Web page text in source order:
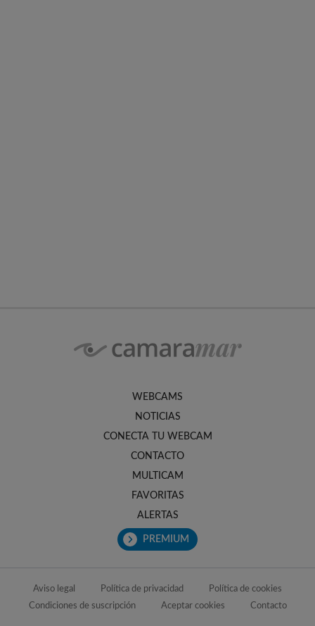
WEBCAMS
NOTICIAS
CONECTA TU WEBCAM
CONTACTO
MULTICAM
FAVORITAS
ALERTAS
PREMIUM
Aviso legal Política de privacidad
Política de cookies
Condiciones de suscripción
Aceptar cookies Contacto